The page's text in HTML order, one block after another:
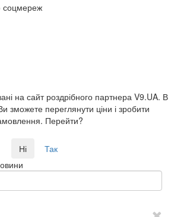
соцмереж
на сайт роздрібного партнера V9.UA. В
зможете переглянути ціни і зробити
Перейти?
Ні
Так